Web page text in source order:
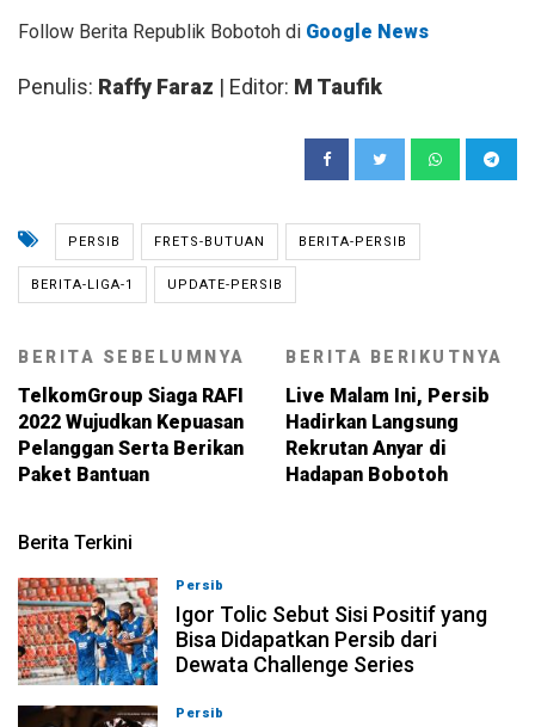
Follow Berita Republik Bobotoh di Google News
Penulis: Raffy Faraz | Editor: M Taufik
PERSIB FRETS-BUTUAN BERITA-PERSIB
BERITA-LIGA-1 UPDATE-PERSIB
BERITA SEBELUMNYA
TelkomGroup Siaga RAFI
2022 Wujudkan Kepuasan
Pelanggan Serta Berikan
Paket Bantuan
BERITA BERIKUTNYA
Live Malam Ini, Persib
Hadirkan Langsung
Rekrutan Anyar di
Hadapan Bobotoh
Berita Terkini
Persib
Igor Tolic Sebut Sisi Positif yang
Bisa Didapatkan Persib dari
Dewata Challenge Series
Persib